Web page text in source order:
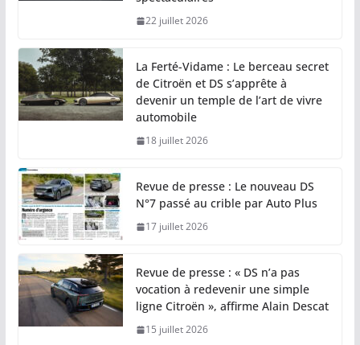
22 juillet 2026
La Ferté-Vidame : Le berceau secret
de Citroën et DS s’apprête à
devenir un temple de l’art de vivre
automobile
18 juillet 2026
Revue de presse : Le nouveau DS
N°7 passé au crible par Auto Plus
17 juillet 2026
Revue de presse : « DS n’a pas
vocation à redevenir une simple
ligne Citroën », affirme Alain Descat
15 juillet 2026